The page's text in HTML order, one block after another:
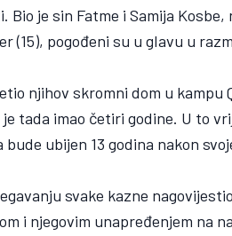
je sin Fatme i Samija
(15), pogođeni su u glavu u
njihov skromni dom u kampu
tada imao četiri godine. U to
bude ubijen 13 godina nakon
svake kazne
i njegovim unapređenjem na